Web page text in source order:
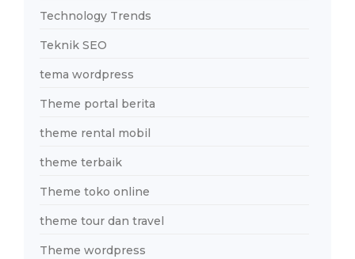
Technology Trends
Teknik SEO
tema wordpress
Theme portal berita
theme rental mobil
theme terbaik
Theme toko online
theme tour dan travel
Theme wordpress